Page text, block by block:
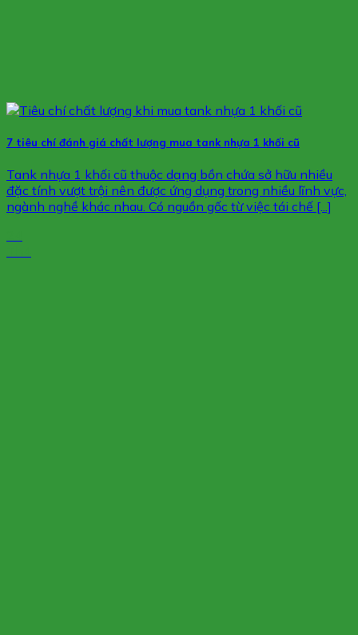
7 tiêu chí đánh giá chất lượng mua tank nhựa 1 khối cũ
Tank nhựa 1 khối cũ thuộc dạng bồn chứa sở hữu nhiều
đặc tính vượt trội nên được ứng dụng trong nhiều lĩnh vực,
ngành nghề khác nhau. Có nguồn gốc từ việc tái chế [...]